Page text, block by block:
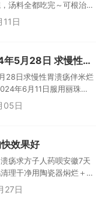
汤料全都吃完～可根治
方静默如初 安徽 2024
日
方华剧场X广西2024年5月28日 求慢性胃溃疡伴米烂药方
28日求慢性胃溃疡伴米烂
年6月11日服用丽珠得
孙乐德江苏 2024年6月
05日
效果好
疡求方子人药呗安徽7天
理干净用陶瓷器焖烂＋
个星期就能恢复正常
27日